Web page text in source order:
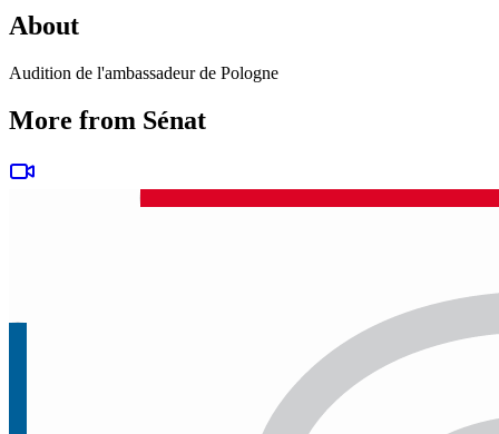
About
Audition de l'ambassadeur de Pologne
More from Sénat